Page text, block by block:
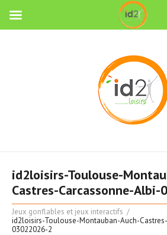
id2loisirs-Toulouse-
Castres-Carcassonne-Albi-
Jeux gonflables et jeux interactifs
id2loisirs-Toulouse-Montauban-Auch-
03022026-2